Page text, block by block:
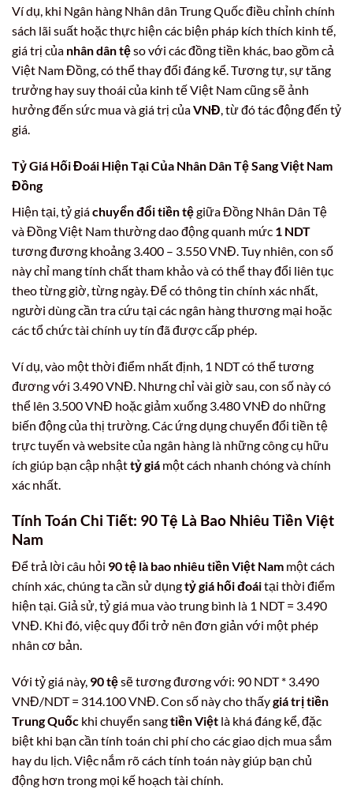
Ví dụ, khi Ngân hàng Nhân dân Trung Quốc điều chỉnh chính
sách lãi suất hoặc thực hiện các biện pháp kích thích kinh tế,
giá trị của nhân dân tệso với các đồng tiền khác, bao gồm cả
Việt Nam Đồng, có thể thay đổi đáng kể. Tương tự, sự tăng
trưởng hay suy thoái của kinh tế Việt Nam cũng sẽ ảnh
hưởng đến sức mua và giá trị củaVNĐ, từ đó tác động đến tỷ
giá.
Tỷ Giá Hối Đoái Hiện Tại Của Nhân Dân Tệ Sang Việt Nam
Đồng
Hiện tại, tỷ giáchuyển đổi tiền tệgiữa Đồng Nhân Dân Tệ
và Đồng Việt Nam thường dao động quanh mức 1 NDT
tương đương khoảng 3.400 – 3.550 VNĐ. Tuy nhiên, con số
này chỉ mang tính chất tham khảo và có thể thay đổi liên tục
theo từng giờ, từng ngày. Để có thông tin chính xác nhất,
người dùng cần tra cứu tại các ngân hàng thương mại hoặc
các tổ chức tài chính uy tín đã được cấp phép.
Ví dụ, vào một thời điểm nhất định, 1 NDT có thể tương
đương với 3.490 VNĐ. Nhưng chỉ vài giờ sau, con số này có
thể lên 3.500 VNĐ hoặc giảm xuống 3.480 VNĐ do những
biến động của thị trường. Các ứng dụng chuyển đổi tiền tệ
trực tuyến và website của ngân hàng là những công cụ hữu
ích giúp bạn cập nhậttỷ giá một cách nhanh chóng và chính
xác nhất.
Tính Toán Chi Tiết: 90 Tệ Là Bao Nhiêu Tiền Việt
Nam
Để trả lời câu hỏi 90 tệ là bao nhiêu tiền Việt Nam một cách
chính xác, chúng ta cần sử dụngtỷ giá hối đoáitại thời điểm
hiện tại. Giả sử, tỷ giá mua vào trung bình là 1 NDT = 3.490
VNĐ. Khi đó, việc quy đổi trở nên đơn giản với một phép
nhân cơ bản.
Với tỷ giá này, 90 tệsẽ tương đương với: 90 NDT * 3.490
VNĐ/NDT = 314.100 VNĐ. Con số này cho thấygiá trị tiền
Trung Quốc khi chuyển sangtiền Việt là khá đáng kể, đặc
biệt khi bạn cần tính toán chi phí cho các giao dịch mua sắm
hay du lịch. Việc nắm rõ cách tính toán này giúp bạn chủ
động hơn trong mọi kế hoạch tài chính.